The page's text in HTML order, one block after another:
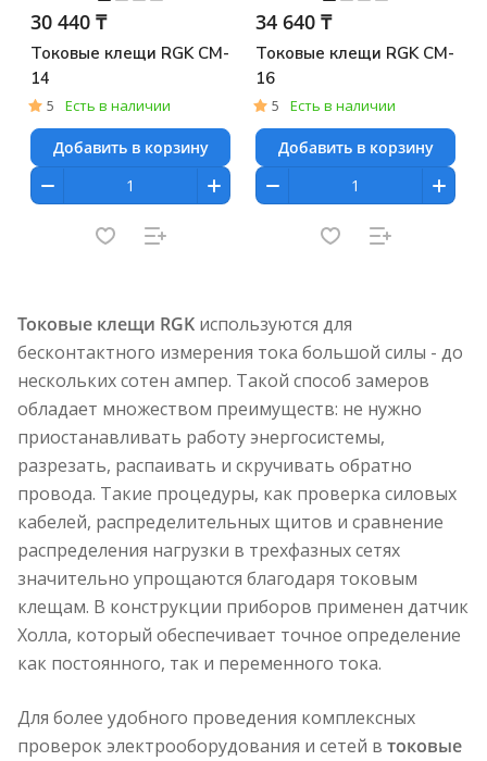
30 440 ₸
Токовые клещи RGK CM-
14
5 Есть в наличии
Добавить в корзину
34 640 ₸
Токовые клещи RGK CM-
16
5 Есть в наличии
Добавить в корзину
Токовые клещи RGK используются для
бесконтактного измерения тока большой силы - до
нескольких сотен ампер. Такой способ замеров
обладает множеством преимуществ: не нужно
приостанавливать работу энергосистемы,
разрезать, распаивать и скручивать обратно
провода. Такие процедуры, как проверка силовых
кабелей, распределительных щитов и сравнение
распределения нагрузки в трехфазных сетях
значительно упрощаются благодаря токовым
клещам. В конструкции приборов применен датчик
Холла, который обеспечивает точное определение
как постоянного, так и переменного тока.
Для более удобного проведения комплексных
проверок электрооборудования и сетей в токовые